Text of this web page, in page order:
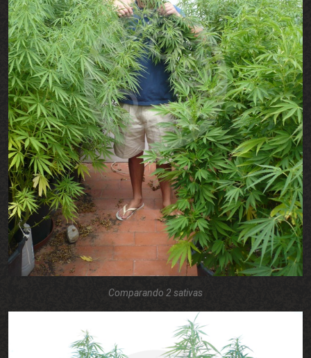
Comparando 2 sativas